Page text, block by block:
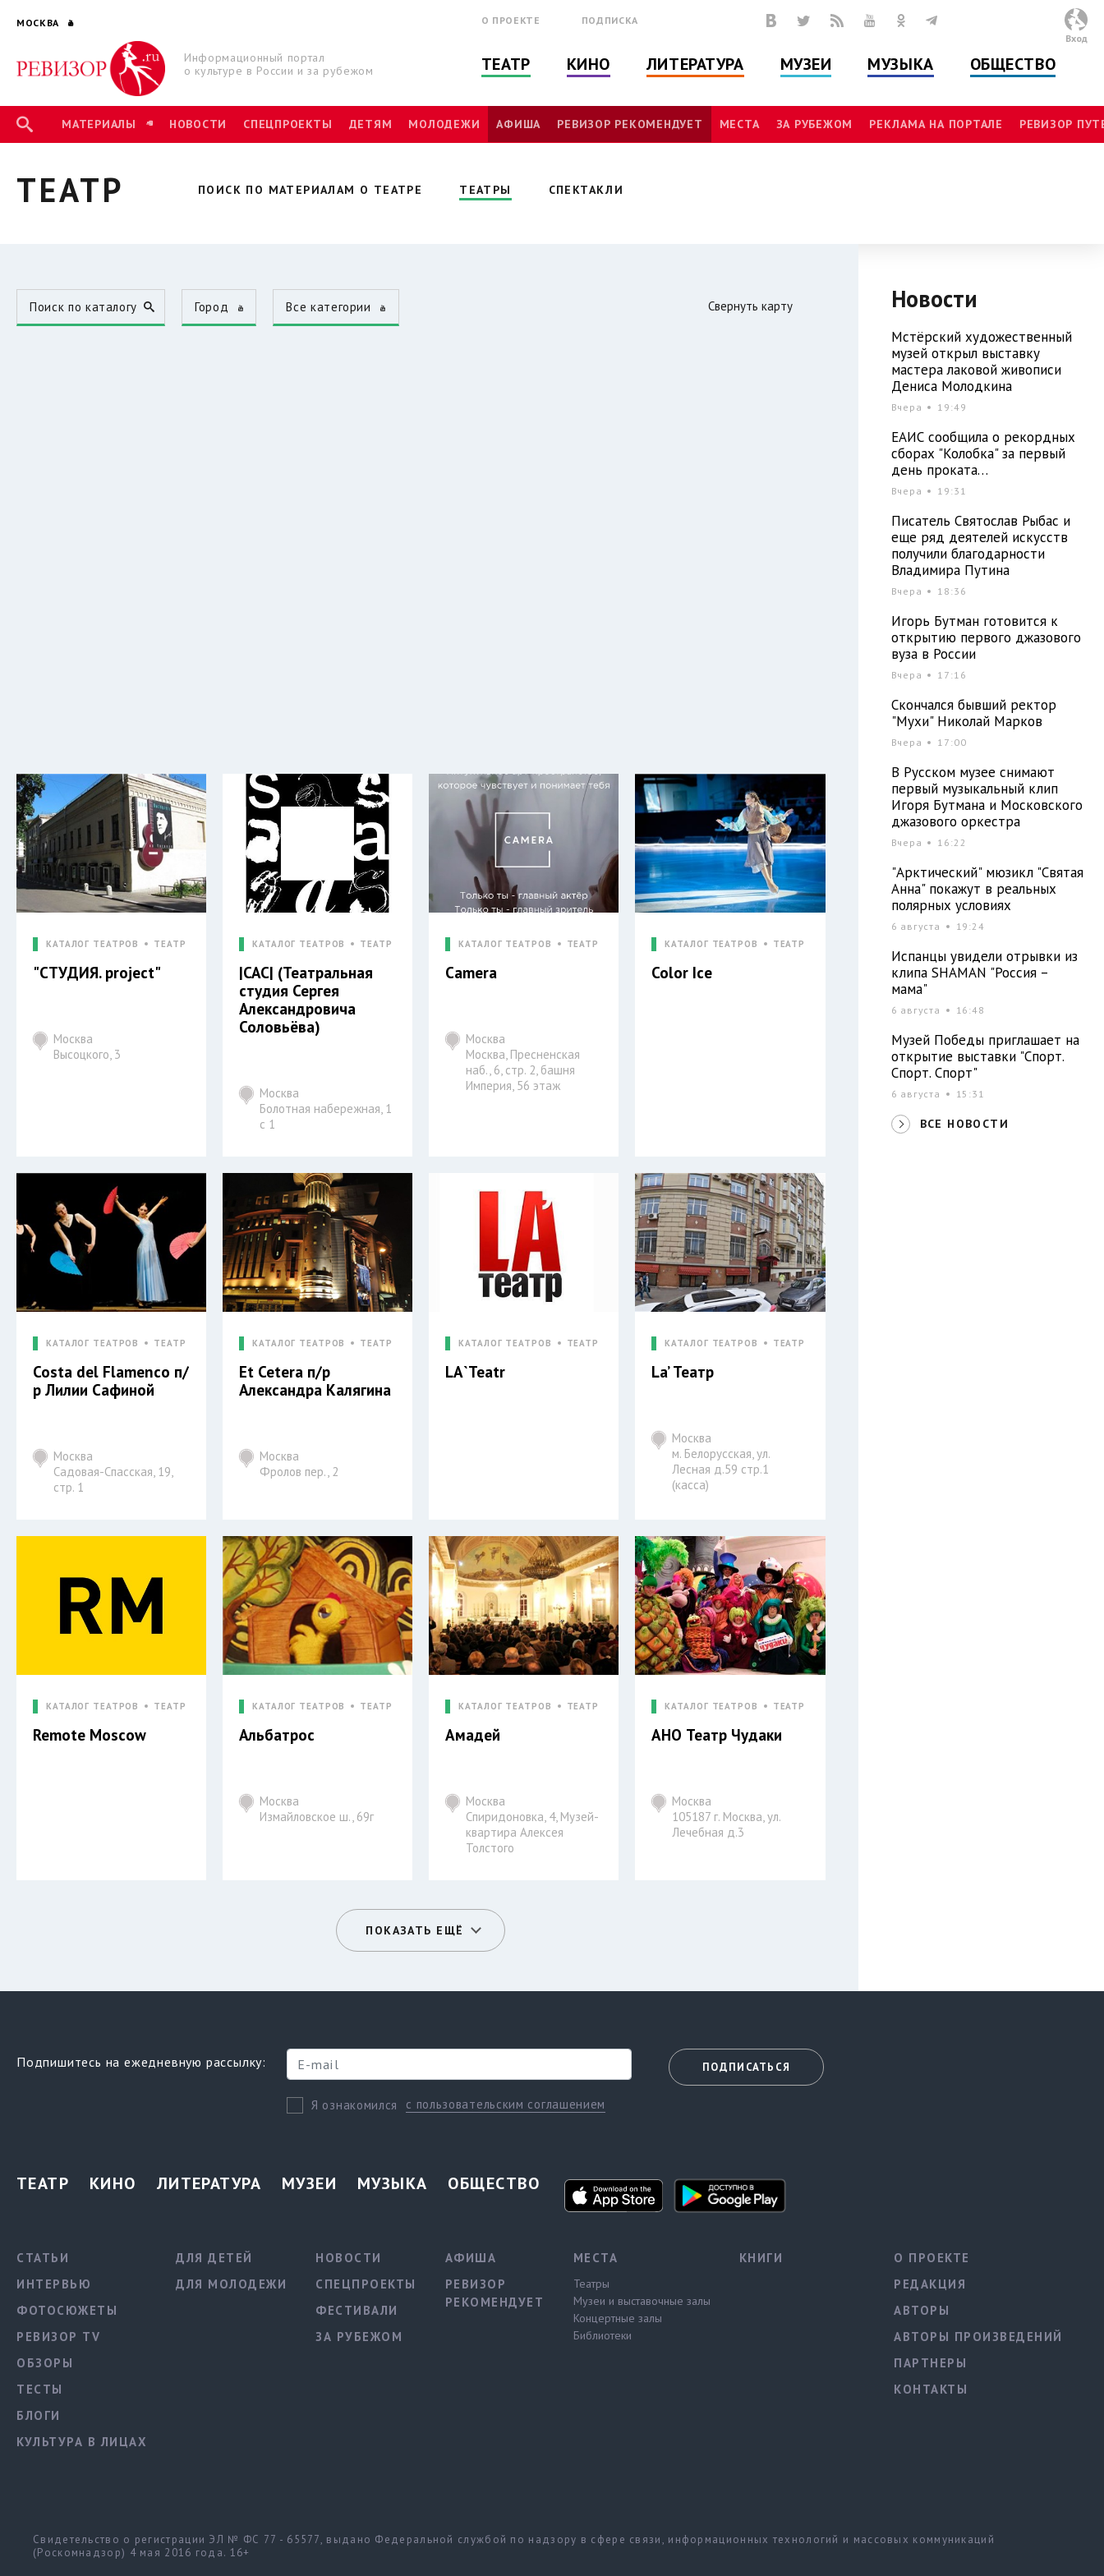
МОСКВА
Информационный портал
о культуре в России и за рубежом
О ПРОЕКТЕ ПОДПИСКА
ТЕАТР КИНО ЛИТЕРАТУРА МУЗЕИ МУЗЫКА ОБЩЕСТВО
Вход
МАТЕРИАЛЫ НОВОСТИ СПЕЦПРОЕКТЫ ДЕТЯМ МОЛОДЕЖИ АФИША РЕВИЗОР РЕКОМЕНДУЕТ МЕСТА ЗА РУБЕЖОМ РЕКЛАМА НА ПОРТАЛЕ РЕВИЗОР
ТЕАТР ПОИСК ПО МАТЕРИАЛАМ О ТЕАТРЕ ТЕАТРЫ СПЕКТАКЛИ
Поиск по каталогу Город Все категории Свернуть карту
КАТАЛОГ ТЕАТРОВ ТЕАТР
"СТУДИЯ. project"
Москва
Высоцкого, 3
КАТАЛОГ ТЕАТРОВ ТЕАТР
|САС| (Театральная
студия Сергея
Александровича
Соловьёва)
Москва
Болотная набережная, 1
с 1
КАТАЛОГ ТЕАТРОВ ТЕАТР
Camera
Москва
Москва, Пресненская
наб., 6, стр. 2, башня
Империя, 56 этаж
КАТАЛОГ ТЕАТРОВ ТЕАТР
Color Ice
КАТАЛОГ ТЕАТРОВ ТЕАТР
Costa del Flamenco п/
р Лилии Сафиной
Москва
Садовая-Спасская, 19,
стр. 1
КАТАЛОГ ТЕАТРОВ ТЕАТР
Et Cetera п/р
Александра Калягина
Москва
Фролов пер., 2
КАТАЛОГ ТЕАТРОВ ТЕАТР
LA`Teatr
КАТАЛОГ ТЕАТРОВ ТЕАТР
La’ Театр
Москва
м. Белорусская, ул.
Лесная д.59 стр.1
(касса)
КАТАЛОГ ТЕАТРОВ ТЕАТР
Remote Moscow
КАТАЛОГ ТЕАТРОВ ТЕАТР
Альбатрос
Москва
Измайловское ш., 69г
КАТАЛОГ ТЕАТРОВ ТЕАТР
Амадей
Москва
Спиридоновка, 4, Музей-
квартира Алексея
Толстого
КАТАЛОГ ТЕАТРОВ ТЕАТР
АНО Театр Чудаки
Москва
105187 г. Москва, ул.
Лечебная д.3
ПОКАЗАТЬ ЕЩЁ
Новости
Мстёрский художественный
музей открыл выставку
мастера лаковой живописи
Дениса Молодкина
Вчера 19:49
ЕАИС сообщила о рекордных
сборах "Колобка" за первый
день проката…
Вчера 19:31
Писатель Святослав Рыбас и
еще ряд деятелей искусств
получили благодарности
Владимира Путина
Вчера 18:36
Игорь Бутман готовится к
открытию первого джазового
вуза в России
Вчера 17:16
Скончался бывший ректор
"Мухи" Николай Марков
Вчера 17:00
В Русском музее снимают
первый музыкальный клип
Игоря Бутмана и Московского
джазового оркестра
Вчера 16:22
"Арктический" мюзикл "Святая
Анна" покажут в реальных
полярных условиях
6 августа 19:24
Испанцы увидели отрывки из
клипа SHAMAN "Россия –
мама"
6 августа 16:48
Музей Победы приглашает на
открытие выставки "Спорт.
Спорт. Спорт"
6 августа 15:31
ВСЕ НОВОСТИ
Подпишитесь на ежедневную рассылку:
Я ознакомился с пользовательским соглашением
ПОДПИСАТЬСЯ
ТЕАТР КИНО ЛИТЕРАТУРА МУЗЕИ МУЗЫКА ОБЩЕСТВО
СТАТЬИ
ИНТЕРВЬЮ
ФОТОСЮЖЕТЫ
РЕВИЗОР TV
ОБЗОРЫ
ТЕСТЫ
БЛОГИ
КУЛЬТУРА В ЛИЦАХ
ДЛЯ ДЕТЕЙ
ДЛЯ МОЛОДЕЖИ
НОВОСТИ
СПЕЦПРОЕКТЫ
ФЕСТИВАЛИ
ЗА РУБЕЖОМ
АФИША
РЕВИЗОР
РЕКОМЕНДУЕТ
МЕСТА
Театры
Музеи и выставочные залы
Концертные залы
Библиотеки
КНИГИ
О ПРОЕКТЕ
РЕДАКЦИЯ
АВТОРЫ
АВТОРЫ ПРОИЗВЕДЕНИЙ
ПАРТНЕРЫ
КОНТАКТЫ
Свидетельство о регистрации ЭЛ № ФС 77 - 65577, выдано Федеральной службой по надзору в сфере связи, информационных технологий и массовых коммуникаций
(Роскомнадзор) 4 мая 2016 года. 16+